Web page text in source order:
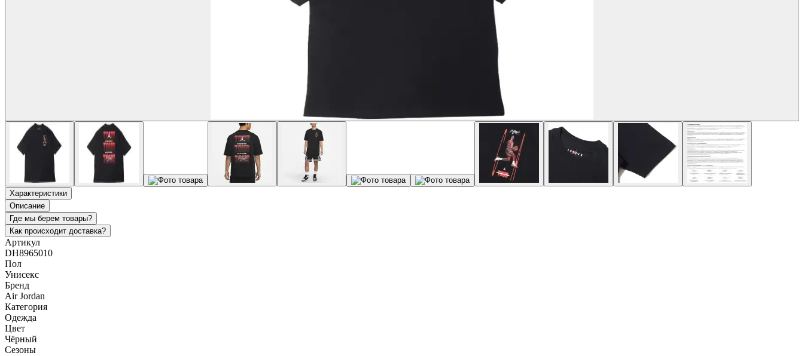
Характеристики
Описание
Где мы берем товары?
Как происходит доставка?
Артикул
DH8965010
Пол
Унисекс
Бренд
Air Jordan
Категория
Одежда
Цвет
Чёрный
Сезоны